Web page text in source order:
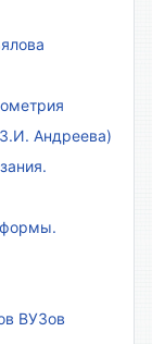
Андреева)
формы.
ВУЗов